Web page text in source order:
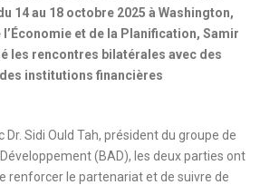
14 au 18 octobre 2025 à Washington,
et de la Planification, Samir
les rencontres bilatérales avec des
institutions financières
Dr. Sidi Ould Tah, président du groupe de
(BAD), les deux parties ont
renforcer le partenariat et de suivre de